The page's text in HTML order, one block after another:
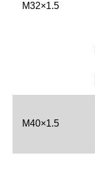
M32×1.5
M40×1.5